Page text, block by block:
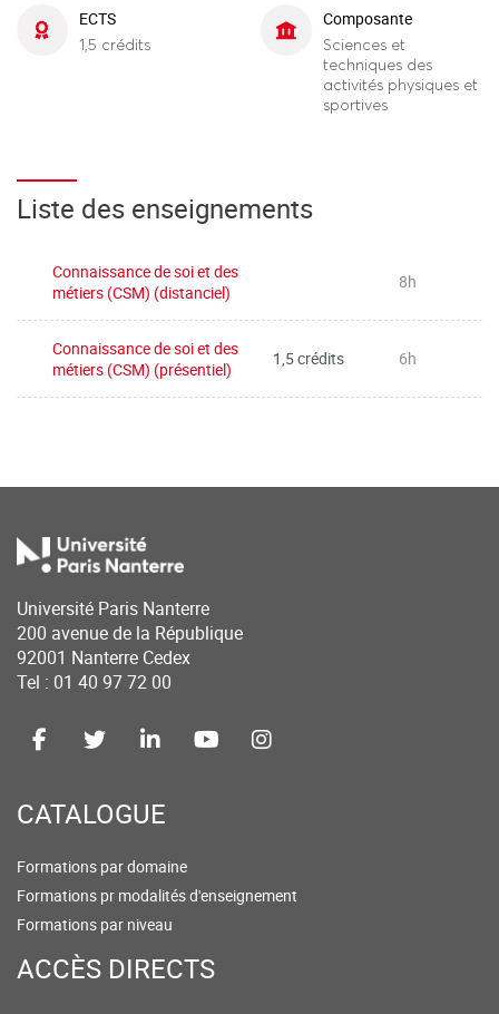
ECTS
1,5 crédits
Composante
Sciences et
techniques des
activités physiques et
sportives
Liste des enseignements
Connaissance de soi et des
métiers (CSM) (distanciel)
8h
Connaissance de soi et des
métiers (CSM) (présentiel)
1,5 crédits 6h
Université Paris Nanterre
200 avenue de la République
92001 Nanterre Cedex
Tel : 01 40 97 72 00
CATALOGUE
Formations par domaine
Formations pr modalités d'enseignement
Formations par niveau
ACCÈS DIRECTS